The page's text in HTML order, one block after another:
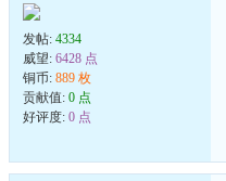
发帖: 4334
威望: 6428 点
铜币: 889 枚
贡献值: 0 点
好评度: 0 点